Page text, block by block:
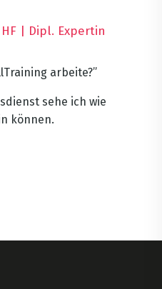
| Dipl. Expertin
arbeite?”
sehe ich wie
können.